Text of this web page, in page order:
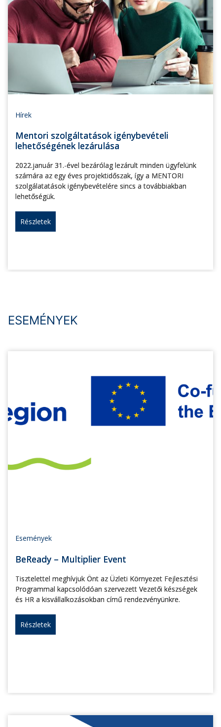
Hírek
Mentori szolgáltatások igénybevételi
lehetőségének lezárulása
2022.január 31.-ével bezárólag lezárult minden ügyfelünk
számára az egy éves projektidőszak, így a MENTORI
szolgálatatások igénybevételére sincs a továbbiakban
lehetőségük.
Részletek
ESEMÉNYEK
Események
BeReady – Multiplier Event
Tisztelettel meghívjuk Önt az Üzleti Környezet Fejlesztési
Programmal kapcsolódóan szervezett Vezetői készségek
és HR a kisvállalkozásokban című rendezvényünkre.
Részletek